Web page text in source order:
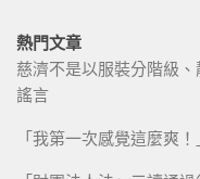
熱門文章
慈濟不是以服裝分階級
謠言
「我第一次感覺這麼爽